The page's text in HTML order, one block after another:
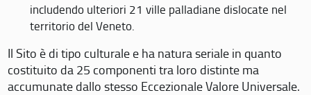
includendo ulteriori 21 ville palladiane dislocate nel
territorio del Veneto.
Il Sito è di tipo culturale e ha natura seriale in quanto
costituito da 25 componenti tra loro distinte ma
accumunate dallo stesso Eccezionale Valore Universale.